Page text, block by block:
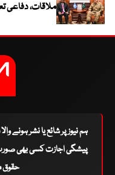
ملاقات، دفاعی
ہم نیوز پر شائع یا نشر ہونے
پیشگی اجازت کسی بھی صورت
حقوق